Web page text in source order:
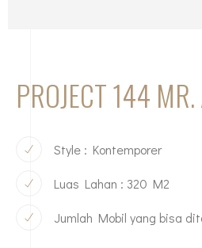
PROJECT 144
Style : Kontemporer
Luas Lahan : 320 M2
Jumlah Mobil yang bisa